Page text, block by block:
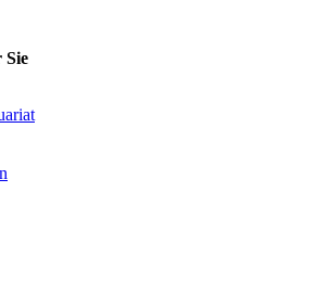
www.youtube.com/@mvbbooks
Sie